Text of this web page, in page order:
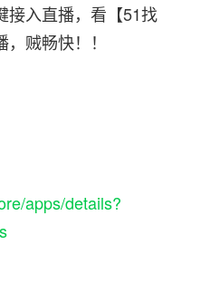
接入直播，看【51找
贼畅快！！
apps/details?